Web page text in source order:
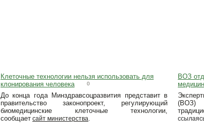
Клеточные технологии нельзя использовать для
клонирования человека
0
До конца года Минздравсоцразвития представит в
правительство законопроект, регулирующий
биомедицинские клеточные технологии,
сообщает сайт министерства.
ВОЗ
(ВОЗ)